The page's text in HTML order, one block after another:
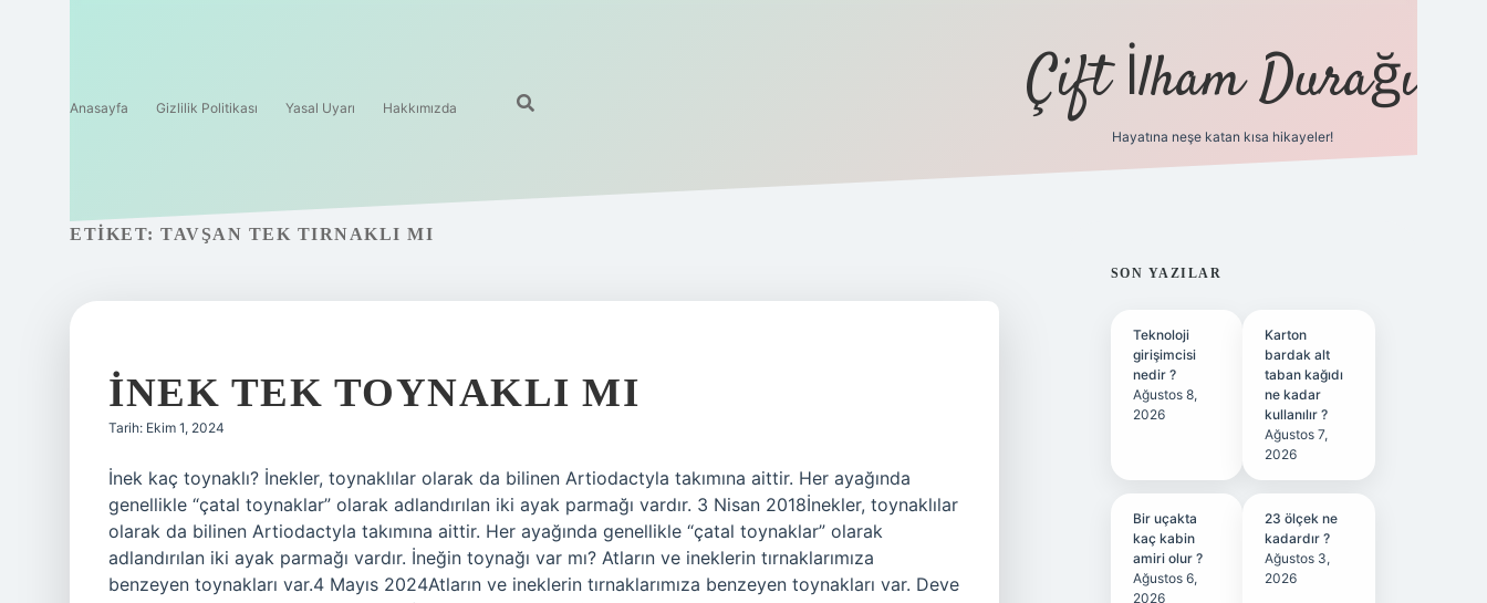
Anasayfa Gizlilik Politikası Yasal Uyarı Hakkımızda Çift İlham Durağı
Hayatına neşe katan kısa hikayeler!
ETIKET: TAVŞAN TEK TIRNAKLI MI
İNEK TEK TOYNAKLI MI
Tarih: Ekim 1, 2024
İnek kaç toynaklı? İnekler, toynaklılar olarak da bilinen Artiodactyla takımına aittir. Her ayağında
genellikle “çatal toynaklar” olarak adlandırılan iki ayak parmağı vardır. 3 Nisan 2018İnekler, toynaklılar
olarak da bilinen Artiodactyla takımına aittir. Her ayağında genellikle “çatal toynaklar” olarak
adlandırılan iki ayak parmağı vardır. İneğin toynağı var mı? Atların ve ineklerin tırnaklarımıza
benzeyen toynakları var.4 Mayıs 2024Atların ve ineklerin tırnaklarımıza benzeyen toynakları var. Deve
SIDEBAR
SON YAZILAR
Teknoloji
girişimcisi
nedir ?
Ağustos 8,
2026
Karton
bardak alt
taban kağıdı
ne kadar
kullanılır ?
Ağustos 7,
2026
Bir uçakta
kaç kabin
amiri olur ?
Ağustos 6,
2026
23 ölçek ne
kadardır ?
Ağustos 3,
2026